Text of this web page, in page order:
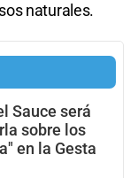
naturales.
Sauce será
sobre los
en la Gesta